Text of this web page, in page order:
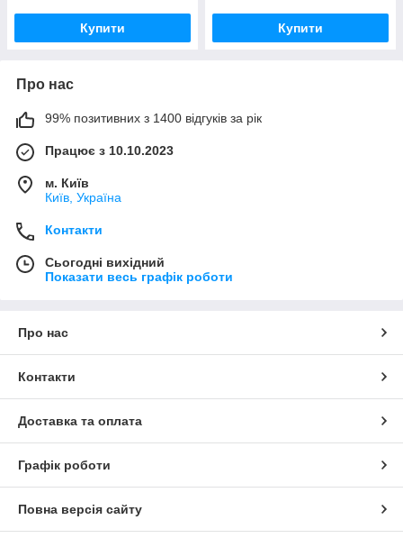
Купити Купити
Про нас
99% позитивних з 1400 відгуків за рік
Працює з 10.10.2023
м. Київ
Київ, Україна
Контакти
Сьогодні вихідний
Показати весь графік роботи
Про нас
Контакти
Доставка та оплата
Графік роботи
Повна версія сайту